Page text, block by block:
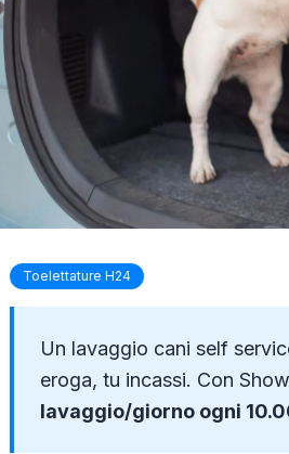
Toelettature H24
Un lavaggio cani self
eroga, tu incassi. Con
lavaggio/giorno ogni